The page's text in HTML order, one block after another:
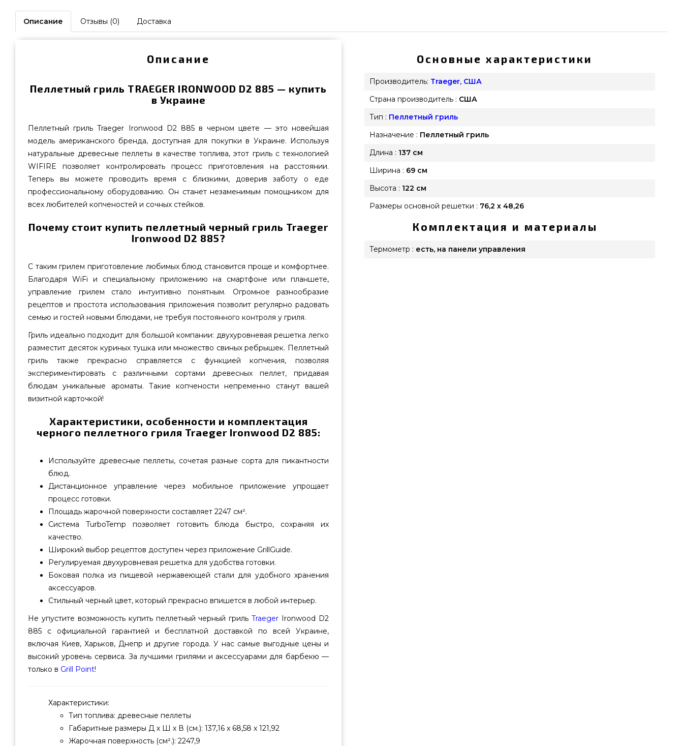
Описание Отзывы (0) Доставка
Описание
Пеллетный гриль TRAEGER IRONWOOD D2 885 — купить
в Украине
Пеллетный гриль Traeger Ironwood D2 885 в черном цвете — это новейшая
модель американского бренда, доступная для покупки в Украине. Используя
натуральные древесные пеллеты в качестве топлива, этот гриль с технологией
WIFIRE позволяет контролировать процесс приготовления на расстоянии.
Теперь вы можете проводить время с близкими, доверив заботу о еде
профессиональному оборудованию. Он станет незаменимым помощником для
всех любителей копченостей и сочных стейков.
Почему стоит купить пеллетный черный гриль Traeger
Ironwood D2 885?
С таким грилем приготовление любимых блюд становится проще и комфортнее.
Благодаря WiFi и специальному приложению на смартфоне или планшете,
управление грилем стало интуитивно понятным. Огромное разнообразие
рецептов и простота использования приложения позволит регулярно радовать
семью и гостей новыми блюдами, не требуя постоянного контроля у гриля.
Гриль идеально подходит для большой компании: двухуровневая решетка легко
разместит десяток куриных тушка или множество свиных ребрышек. Пеллетный
гриль также прекрасно справляется с функцией копчения, позволяя
экспериментировать с различными сортами древесных пеллет, придавая
блюдам уникальные ароматы. Такие копчености непременно станут вашей
визитной карточкой!
Характеристики, особенности и комплектация
черного пеллетного гриля Traeger Ironwood D2 885:
Используйте древесные пеллеты, сочетая разные сорта для пикантности
блюд.
Дистанционное управление через мобильное приложение упрощает
процесс готовки.
Площадь жарочной поверхности составляет 2247 см².
Система TurboTemp позволяет готовить блюда быстро, сохраняя их
качество.
Широкий выбор рецептов доступен через приложение GrillGuide.
Регулируемая двухуровневая решетка для удобства готовки.
Боковая полка из пищевой нержавеющей стали для удобного хранения
аксессуаров.
Стильный черный цвет, который прекрасно впишется в любой интерьер.
Не упустите возможность купить пеллетный черный грильTraeger Ironwood D2
885 с официальной гарантией и бесплатной доставкой по всей Украине,
включая Киев, Харьков, Днепр и другие города. У нас самые выгодные цены и
высокий уровень сервиса. За лучшими грилями и аксессуарами для барбекю —
только в Grill Point!
Характеристики:
Тип топлива: древесные пеллеты
Габаритные размеры Д х Ш х В (см.): 137,16 х 68,58 х 121,92
Жарочная поверхность (см².): 2247,9
Основные характеристики
Производитель: Traeger, США
Страна производитель : США
Тип : Пеллетный гриль
Назначение : Пеллетный гриль
Длина : 137 см
Ширина : 69 см
Высота : 122 см
Размеры основной решетки : 76,2 х 48,26
Комплектация и материалы
Термометр : есть, на панели управления